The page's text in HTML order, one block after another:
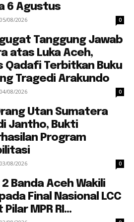
6 Agustus
05/08/2026 0
Tanggung Jawab
atas Luka Aceh,
Qadafi Terbitkan Buku
Tragedi Arakundo
04/08/2026 0
Utan Sumatera
Jantho, Bukti
Program
03/08/2026 0
2 Banda Aceh Wakili
Final Nasional LCC
Pilar MPR RI...